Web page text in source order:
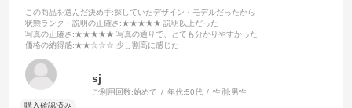
この商品を選んだ決め手:探していたデザイン・モデルだったから
状態ランク・説明の正確さ :★★★★★ 説明以上だった
写真の正確さ :★★★★★ 写真の通りで、とても分かりやすかった
価格の納得感:★★☆☆☆ 少し割高に感じた
sj
ご利用回数:始めて 年代:50代 性別:男性